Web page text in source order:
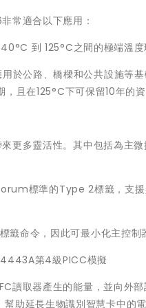
常適合以下應用：
到 125°C之間的極端溫度
於公路、橋樑和公共設施等
且在125°C下可保留10年的
更多靈活性。其中包括為主
標準的Type 2標籤，支
命令，因此可最小化主控制
第4級PICC模擬
讀取器產生的能量，並向外
助延長生物識別智慧卡中的